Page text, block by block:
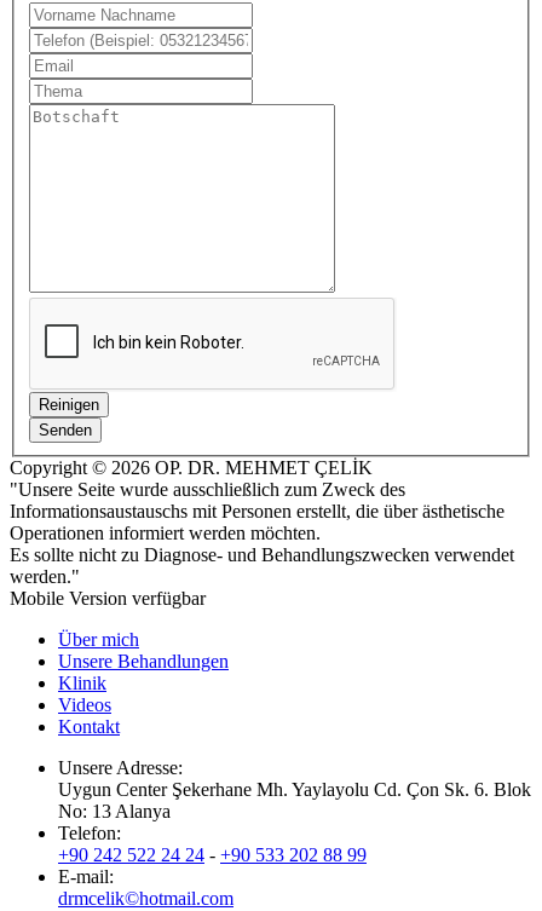
Copyright © 2026 OP. DR. MEHMET ÇELİK
"Unsere Seite wurde ausschließlich zum Zweck des
Informationsaustauschs mit Personen erstellt, die über ästhetische
Operationen informiert werden möchten.
Es sollte nicht zu Diagnose- und Behandlungszwecken verwendet
werden."
Mobile Version verfügbar
Über mich
Unsere Behandlungen
Klinik
Videos
Kontakt
Unsere Adresse:
Uygun Center Şekerhane Mh. Yaylayolu Cd. Çon Sk. 6. Blok
No: 13 Alanya
Telefon:
+90 242 522 24 24 - +90 533 202 88 99
E-mail:
drmcelik©hotmail.com